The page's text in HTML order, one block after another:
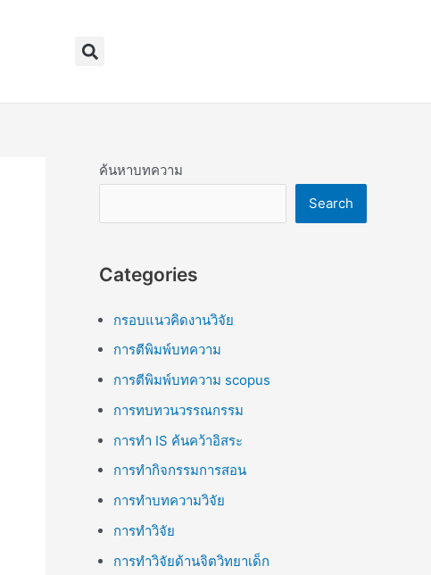
Search
ค้นหาบทความ
Search
Categories
กรอบแนวคิดงานวิจัย
การตีพิมพ์บทความ
การตีพิมพ์บทความ scopus
การทบทวนวรรณกรรม
การทำ IS ค้นคว้าอิสระ
การทำกิจกรรมการสอน
การทำบทความวิจัย
การทำวิจัย
การทำวิจัยด้านจิตวิทยาเด็ก